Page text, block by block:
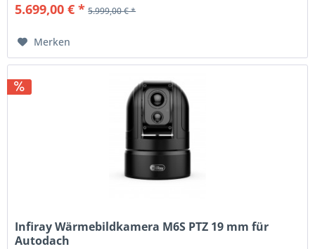
5.699,00 € * 5.999,00 € *
Merken
Infiray Wärmebildkamera M6S PTZ 19 mm für
Autodach